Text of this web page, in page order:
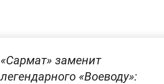
«Сармат» заменит
легендарного «Воеводу»: